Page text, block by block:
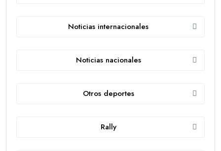
Noticias internacionales
Noticias nacionales
Otros deportes
Rally